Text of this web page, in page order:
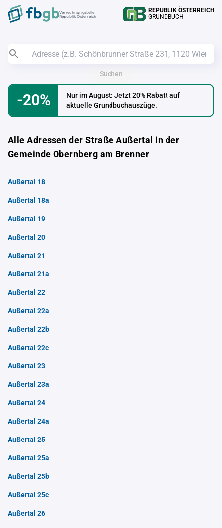
Verrechnungstelle
Republik Österreich
REPUBLIK ÖSTERREICH
GRUNDBUCH
Suchen
-20%
Nur im August: Jetzt 20% Rabatt auf
aktuelle Grundbuchauszüge.
Alle Adressen der Straße Außertal in der
Gemeinde Obernberg am Brenner
Außertal 18
Außertal 18a
Außertal 19
Außertal 20
Außertal 21
Außertal 21a
Außertal 22
Außertal 22a
Außertal 22b
Außertal 22c
Außertal 23
Außertal 23a
Außertal 24
Außertal 24a
Außertal 25
Außertal 25a
Außertal 25b
Außertal 25c
Außertal 26